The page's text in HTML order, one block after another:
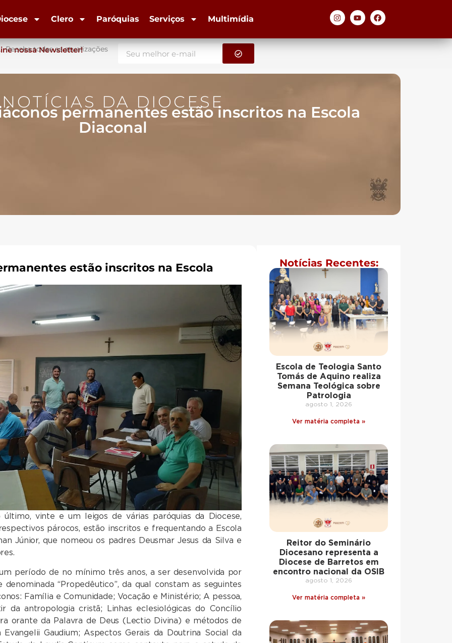
Clero Paróquias Serviços Multimídia
nossa Newsletter!
Receba todas as atualizações
NOTÍCIAS DA DIOCESE
permanentes estão inscritos na Escola
Diaconal
estão inscritos na Escola
vinte e um leigos de várias paróquias da Diocese,
párocos, estão inscritos e frequentando a Escola
Júnior, que nomeou os padres Deusmar Jesus da Silva e
período de no mínimo três anos, a ser desenvolvida por
“Propedêutico”, da qual constam as seguintes
Família e Comunidade; Vocação e Ministério; A pessoa,
da antropologia cristã; Linhas eclesiológicas do Concílio
orante da Palavra de Deus (Lectio Divina) e métodos de
Gaudium; Aspectos Gerais da Doutrina Social da
Notícias Recentes:
Escola de Teologia Santo
Tomás de Aquino realiza
Semana Teológica sobre
Patrologia
agosto 1, 2026
Ver matéria completa »
Reitor do Seminário
Diocesano representa a
Diocese de Barretos em
encontro nacional da OSIB
agosto 1, 2026
Ver matéria completa »